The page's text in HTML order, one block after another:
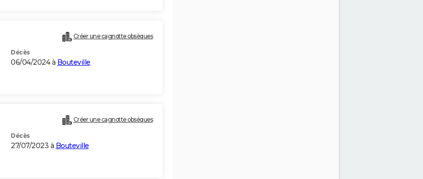
Créer une cagnotte obsèques
Décès
06/04/2024 à Bouteville
Créer une cagnotte obsèques
Décès
27/07/2023 à Bouteville